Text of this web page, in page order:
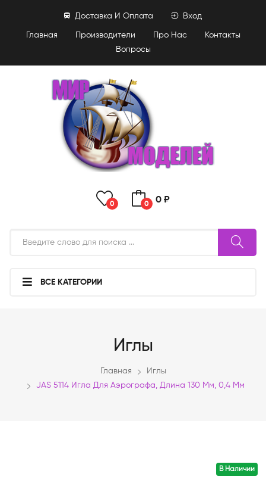
Главная Производители Про Нас
Контакты
Вопросы
Доставка И Оплата Вход
0 0 0 ₽
ВСЕ КАТЕГОРИИ
Иглы
Главная
Иглы
JAS 5114 Игла Для Аэрографа, Длина 130 Мм, 0,4 Мм
В Наличии